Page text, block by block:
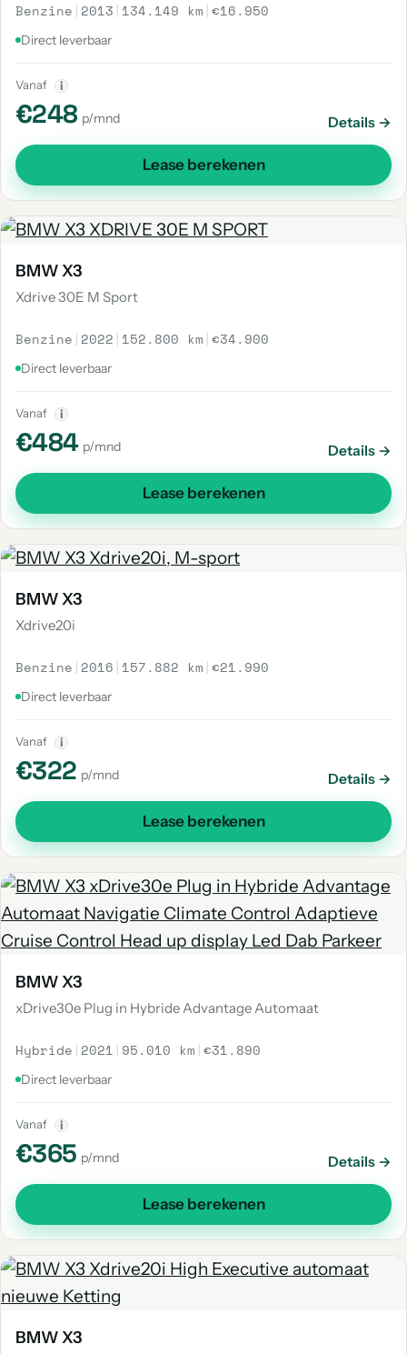
Benzine | 2013 | 134.149 km |€16.950
Direct leverbaar
Vanaf i
€248 p/mnd Details →
Lease berekenen
BMW X3
Xdrive 30E M Sport
Benzine | 2022 | 152.800 km |€34.900
Direct leverbaar
Vanaf i
€484 p/mnd Details →
Lease berekenen
BMW X3
Xdrive20i
Benzine | 2016 | 157.882 km |€21.990
Direct leverbaar
Vanaf i
€322 p/mnd Details →
Lease berekenen
BMW X3
xDrive30e Plug in Hybride Advantage Automaat
Hybride | 2021 | 95.010 km |€31.890
Direct leverbaar
Vanaf i
€365 p/mnd Details →
Lease berekenen
BMW X3